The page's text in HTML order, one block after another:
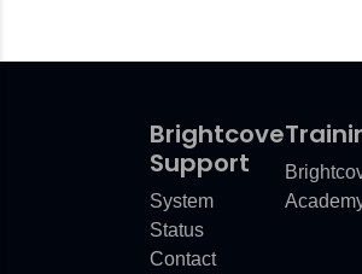
Brightcove
Support
System
Status
Contact